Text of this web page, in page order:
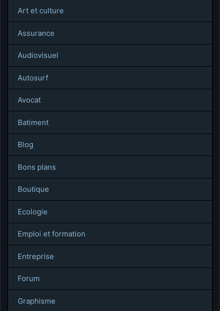
Art et culture
Assurance
Audiovisuel
Autosurf
Avocat
Batiment
Blog
Bons plans
Boutique
Ecologie
Emploi et formation
Entreprise
Forum
Graphisme